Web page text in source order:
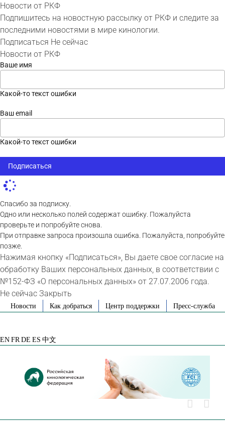
Новости от РКФ
Подпишитесь на новостную рассылку от РКФ и следите за
последними новостями в мире кинологии.
Подписаться Не сейчас
Новости от РКФ
Ваше имя
Какой-то текст ошибки
Ваш email
Какой-то текст ошибки
Подписаться
Спасибо за подписку.
Одно или несколько полей содержат ошибку. Пожалуйста
проверьте и попробуйте снова.
При отправке запроса произошла ошибка. Пожалуйста, попробуйте
позже.
Нажимая кнопку «Подписаться», Вы даете свое согласие на
обработку Ваших персональных данных, в соответствии с
№152-ФЗ «О персональных данных» от 27.07.2006 года.
Не сейчас Закрыть
SkipНовости Как добраться Центр поддержки Пресс-служба
EN FR DE ES 中文